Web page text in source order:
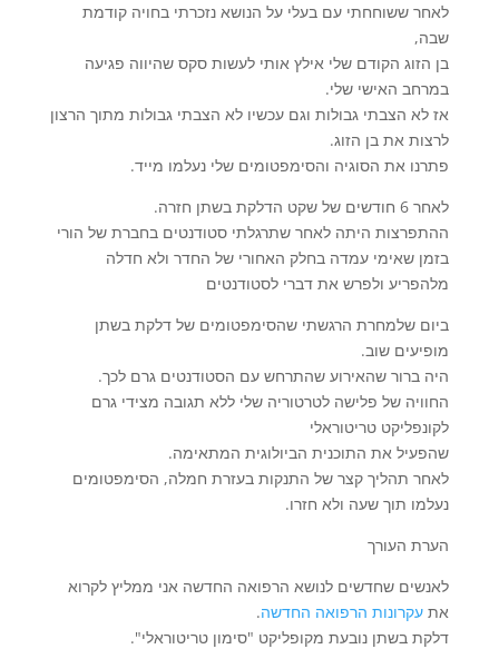
לאחר ששוחחתי עם בעלי על הנושא נזכרתי בחויה קודמת
שבה,
בן הזוג הקודם שלי אילץ אותי לעשות סקס שהיווה פגיעה
במרחב האישי שלי.
אז לא הצבתי גבולות וגם עכשיו לא הצבתי גבולות מתוך הרצון
לרצות את בן הזוג.
פתרנו את הסוגיה והסימפטומים שלי נעלמו מייד.
לאחר 6 חודשים של שקט הדלקת בשתן חזרה.
ההתפרצות היתה לאחר שתרגלתי סטודנטים בחברת של הורי
בזמן שאימי עמדה בחלק האחורי של החדר ולא חדלה
מלהפריע ולפרש את דברי לסטודנטים
ביום שלמחרת הרגשתי שהסימפטומים של דלקת בשתן
מופיעים שוב.
היה ברור שהאירוע שהתרחש עם הסטודנטים גרם לכך.
החוויה של פלישה לטרטוריה שלי ללא תגובה מצידי גרם
לקונפליקט טריטוראלי
שהפעיל את התוכנית הביולוגית המתאימה.
לאחר תהליך קצר של התנקות בעזרת חמלה, הסימפטומים
נעלמו תוך שעה ולא חזרו.
הערת העורך
לאנשים שחדשים לנושא הרפואה החדשה אני ממליץ לקרוא
את עקרונות הרפואה החדשה.
דלקת בשתן נובעת מקופליקט "סימון טריטוראלי".